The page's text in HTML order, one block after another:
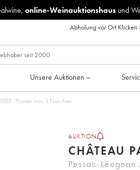
online-Weinauktionshausund
Abholung vor Ort Klicken
Unsere Auktionen
Pape Clément 2005 - Posten von 3 Flaschen
AUKTION
Pessac-Léognan